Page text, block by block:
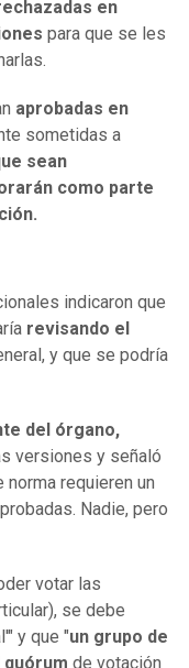
en
para que se les
aprobadas en
sometidas a
sean
como parte
indicaron que
revisando el
y que se podría
del órgano,
versiones y señaló
requieren un
Nadie, pero
votar las
se debe
y que "un grupo de
de votación